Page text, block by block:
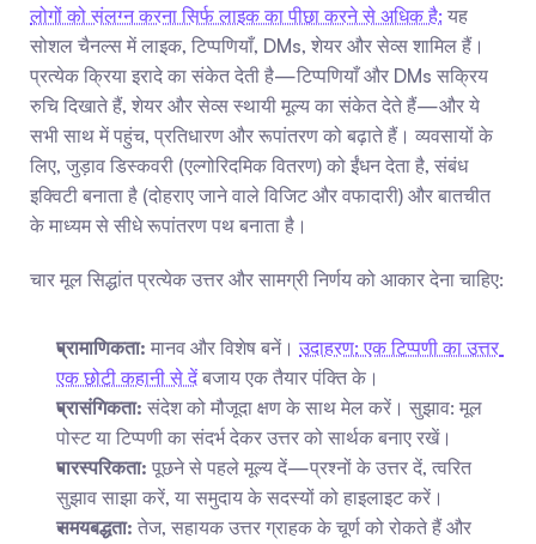
लोगों को संलग्न करना सिर्फ लाइक का पीछा करने से अधिक है: यह
सोशल चैनल्स में लाइक, टिप्पणियाँ, DMs, शेयर और सेव्स शामिल हैं।
प्रत्येक क्रिया इरादे का संकेत देती है—टिप्पणियाँ और DMs सक्रिय
रुचि दिखाते हैं, शेयर और सेव्स स्थायी मूल्य का संकेत देते हैं—और ये
सभी साथ में पहुंच, प्रतिधारण और रूपांतरण को बढ़ाते हैं। व्यवसायों के
लिए, जुड़ाव डिस्कवरी (एल्गोरिदमिक वितरण) को ईंधन देता है, संबंध
इक्विटी बनाता है (दोहराए जाने वाले विजिट और वफादारी) और बातचीत
के माध्यम से सीधे रूपांतरण पथ बनाता है।
चार मूल सिद्धांत प्रत्येक उत्तर और सामग्री निर्णय को आकार देना चाहिए:
प्रामाणिकता: मानव और विशेष बनें। उदाहरण: एक टिप्पणी का उत्तर
एक छोटी कहानी से दें बजाय एक तैयार पंक्ति के।
प्रासंगिकता: संदेश को मौजूदा क्षण के साथ मेल करें। सुझाव: मूल
पोस्ट या टिप्पणी का संदर्भ देकर उत्तर को सार्थक बनाए रखें।
पारस्परिकता: पूछने से पहले मूल्य दें—प्रश्नों के उत्तर दें, त्वरित
सुझाव साझा करें, या समुदाय के सदस्यों को हाइलाइट करें।
समयबद्धता: तेज, सहायक उत्तर ग्राहक के चूर्ण को रोकते हैं और